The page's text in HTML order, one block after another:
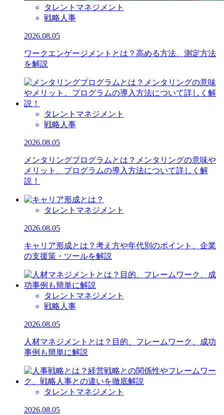
タレントマネジメント
戦略人事
2026.08.05
ワークエンゲージメントとは？高める方法、測定方法
を解説
タレントマネジメント
戦略人事
2026.08.05
メンタリングプログラムとは？メンタリングの意味や
メリット、プログラムの導入方法について詳しく解
説！
タレントマネジメント
2026.08.05
キャリア形成とは？考え方や年代別のポイント、企業
の支援策・ツールを解説
タレントマネジメント
戦略人事
2026.08.05
人材マネジメントとは？目的、フレームワーク、成功
事例も簡単に解説
タレントマネジメント
2026.08.05